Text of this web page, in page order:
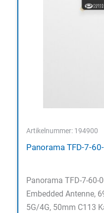
Artikelnummer: 194900
Panorama TFD-7-
Panorama TFD-7-60-
Embedded Antenne,
5G/4G, 50mm C113